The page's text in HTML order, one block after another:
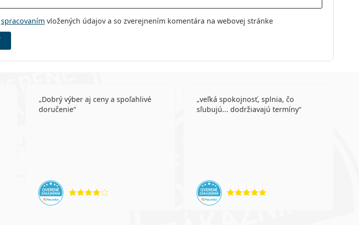
spracovanímvložených údajov a so zverejnením komentára na webovej stránke
Dobrý výber aj ceny a spoľahlivé
doručenie
veľká spokojnosť, splnia, čo
sľubujú... dodržiavajú termíny